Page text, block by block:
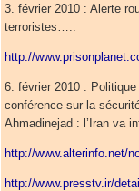
3. février 2010 : Alerte
terroristes…..
http://
6. février 2010 :
conférence sur la
Ahmadinejad : l’Iran va
http://www.alterinfo.net/
http://www.presstv.ir/